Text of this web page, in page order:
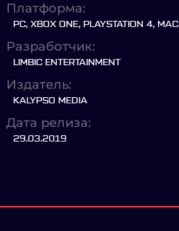
Платформа:
PC, XBOX ONE, PLAYSTATION 4,
Разработчик:
LIMBIC ENTERTAINMENT
Издатель:
KALYPSO MEDIA
Дата релиза:
29.03.2019